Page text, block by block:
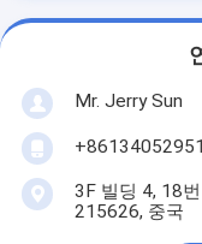
Mr. Jerry Sun
3F 빌딩 4, 18
215626, 중국